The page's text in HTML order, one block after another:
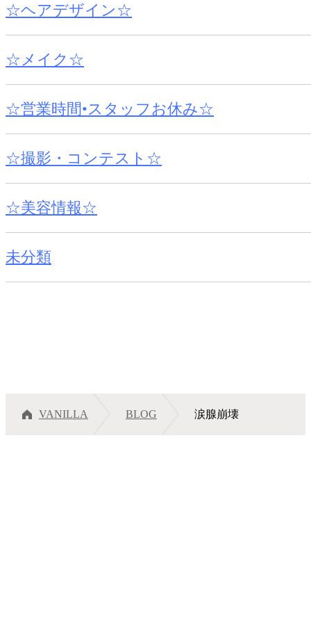
☆ヘアデザイン☆
☆メイク☆
☆営業時間•スタッフお休み☆
☆撮影・コンテスト☆
☆美容情報☆
未分類
VANILLA BLOG 涙腺崩壊